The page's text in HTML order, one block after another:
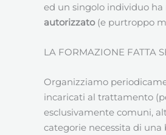
ed un singolo individuo ha
autorizzato(e purtroppo
LA FORMAZIONE FATTA
Organizziamo
incaricati al trattamento
esclusivamente comuni,
categorie necessita di